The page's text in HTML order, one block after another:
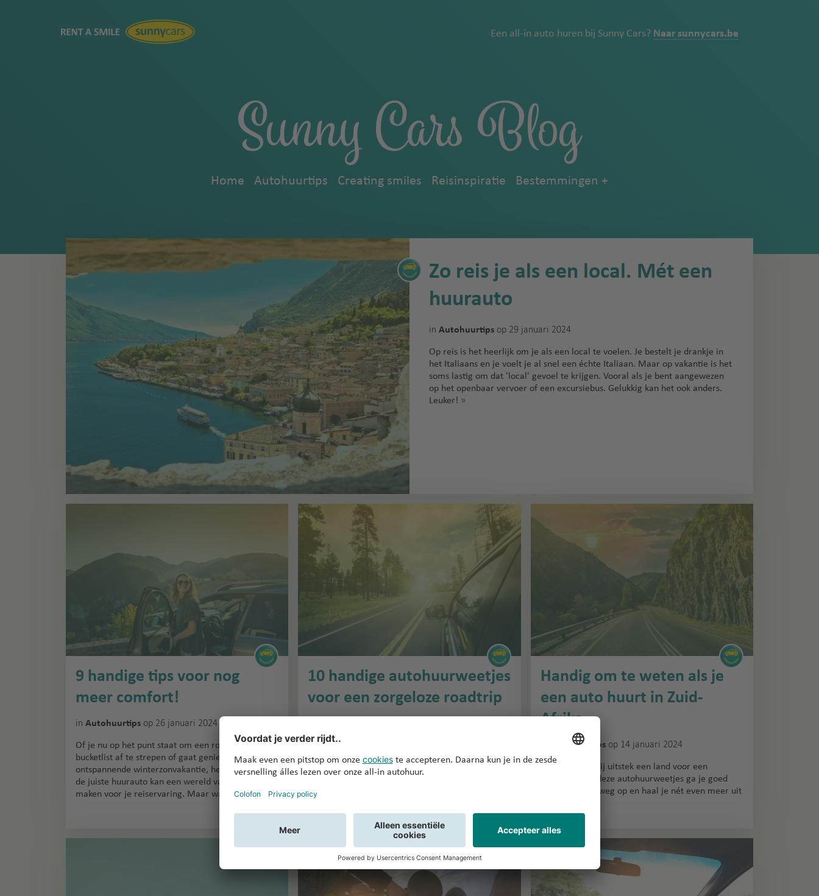
Een all-in auto huren bij Sunny Cars? Naar sunnycars.be
Sunny Cars Blog
Home Autohuurtips Creating smiles Reisinspiratie Bestemmingen
Zo reis je als een local. Mét een
huurauto
in Autohuurtips op 29 januari 2024
Op reis is het heerlijk om je als een local te voelen. Je bestelt je drankje in
het Italiaans en je voelt je al snel een échte Italiaan. Maar op vakantie is het
soms lastig om dat 'local' gevoel te krijgen. Vooral als je bent aangewezen
op het openbaar vervoer of een excursiebus. Gelukkig kan het ook anders.
Leuker! »
9 handige tips voor nog
meer comfort!
in Autohuurtips op 26 januari 2024
Of je nu op het punt staat om een roadtrip van je
bucketlist af te strepen of gaat genieten van een
ontspannende winterzonvakantie, het kiezen van
de juiste huurauto kan een wereld van verschil
maken voor je reiservaring. Maar waarom…»
10 handige autohuurweetjes
voor een zorgeloze roadtrip
Ga jij een roadtrip maken? Ideaal, want met een
huurauto leer je een land echt goed kennen. Met
deze 10 handige autohuurweetjes kom je ter
zorgeloos genieten van jouw vakantie met…
Handig om te weten als je
een auto huurt in Zuid-
Afrika
Autohuurtips op 14 januari 2024
Zuid-Afrika is bij uitstek een land voor een
roadtrip. Met deze autohuurweetjes ga je goed
voorbereid de weg op en haal je nét even meer uit